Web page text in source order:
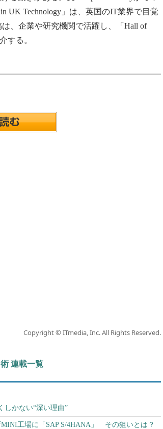
UK Technology」は、英国のIT業界で目覚
、企業や研究機関で活躍し、「Hall of
する。
Copyright © ITmedia, Inc. All Rights Reserved.
連載一覧
しかない“深い理由”
工場に「SAP S/4HANA」 その狙いとは？